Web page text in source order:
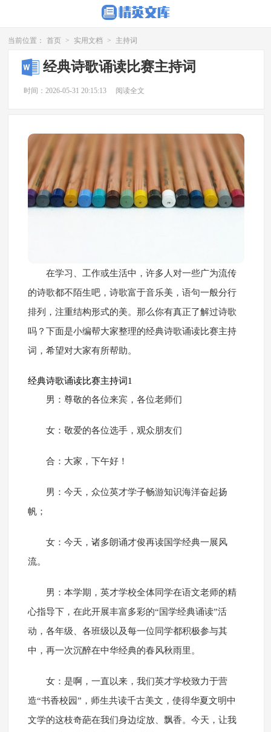
当前位置： 首页 > 实用文档 > 主持词
经典诗歌诵读比赛主持词
时间：2026-05-31 20:15:13 阅读全文
在学习、工作或生活中，许多人对一些广为流传
的诗歌都不陌生吧，诗歌富于音乐美，语句一般分行
排列，注重结构形式的美。那么你有真正了解过诗歌
吗？下面是小编帮大家整理的经典诗歌诵读比赛主持
词，希望对大家有所帮助。
经典诗歌诵读比赛主持词1
男：尊敬的各位来宾，各位老师们
女：敬爱的各位选手，观众朋友们
合：大家，下午好！
男：今天，众位英才学子畅游知识海洋奋起扬
帆；
女：今天，诸多朗诵才俊再读国学经典一展风
流。
男：本学期，英才学校全体同学在语文老师的精
心指导下，在此开展丰富多彩的“国学经典诵读”活
动，各年级、各班级以及每一位同学都积极参与其
中，再一次沉醉在中华经典的春风秋雨里。
女：是啊，一直以来，我们英才学校致力于营
造“书香校园”，师生共读千古美文，使得华夏文明中
文学的这枝奇葩在我们身边绽放、飘香。今天，让我